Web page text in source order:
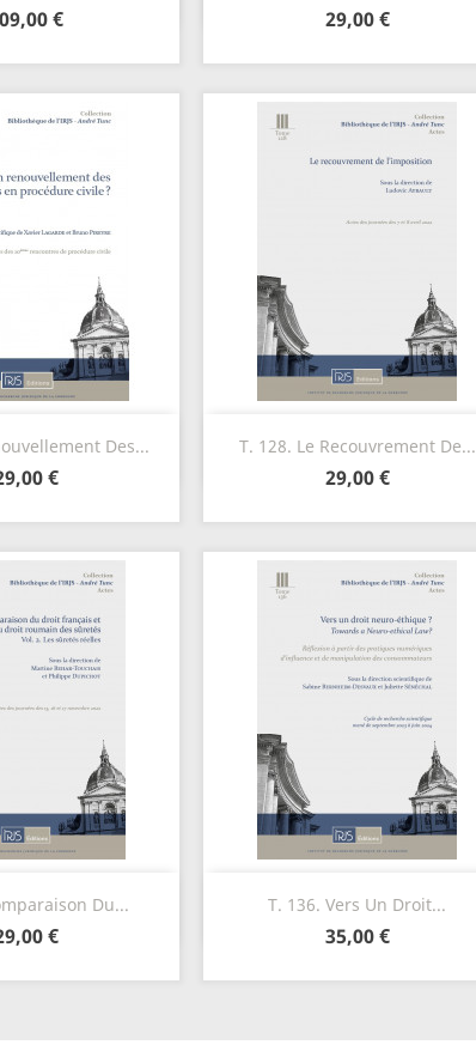
€ 29,00 €
Des...
€
rapide T. 128. Le Recouvrement De...
29,00 €
 Aperçu rapide
Du...
€
rapide T. 136. Vers Un Droit...
35,00 €
Aperçu rapide